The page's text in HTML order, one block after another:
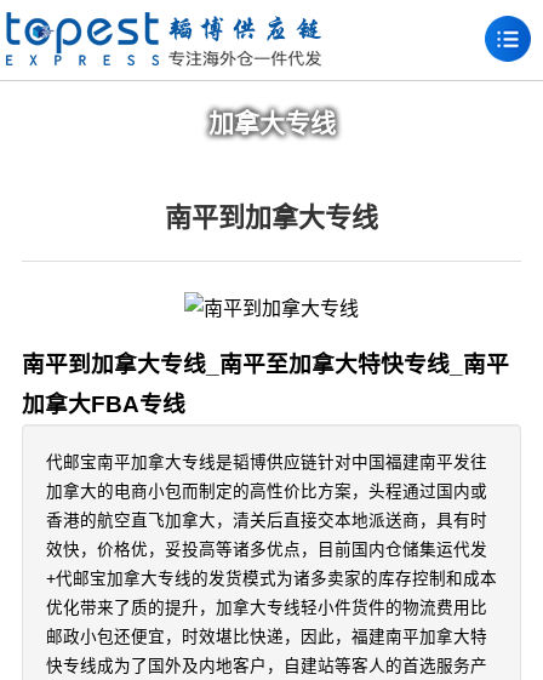
加拿大专线
南平到加拿大专线
南平到加拿大专线_南平至加拿大特快专线_南平
加拿大FBA专线
代邮宝南平加拿大专线是韬博供应链针对中国福建南平发往
加拿大的电商小包而制定的高性价比方案，头程通过国内或
香港的航空直飞加拿大，清关后直接交本地派送商，具有时
效快，价格优，妥投高等诸多优点，目前国内仓储集运代发
+代邮宝加拿大专线的发货模式为诸多卖家的库存控制和成本
优化带来了质的提升，加拿大专线轻小件货件的物流费用比
邮政小包还便宜，时效堪比快递，因此，福建南平加拿大特
快专线成为了国外及内地客户，自建站等客人的首选服务产